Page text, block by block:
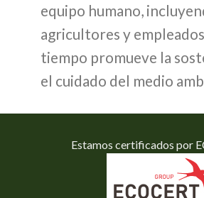
equipo humano,
agricultores y
tiempo promueve la
el cuidado del medio
Estamos certificados por